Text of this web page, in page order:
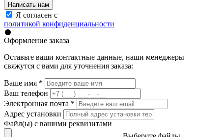
Написать нам
Я согласен с
политикой конфиденциальности
Оформление заказа
Оставьте ваши контактные данные, наши менеджеры
свяжутся с вами для уточнения заказа:
Ваше имя *
Ваш телефон
Электронная почта *
Адрес установки
Файл(ы) с вашими реквизитами